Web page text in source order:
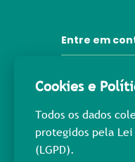
Entre em
31 3372-6092
31 98445-
Cookies e
Todos os dados
protegidos pela
(LGPD).